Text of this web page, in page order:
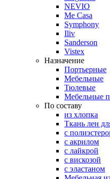
NEVIO
Me Casa
Symphony
Iliv
Sanderson
Vistex
Назначение
Портьерные
Мебельные
Тюлевые
Мебельные
По составу
из хлопка
Ткань лен
с
с акрилом
с лайкрой
с вискозой
с эластаном